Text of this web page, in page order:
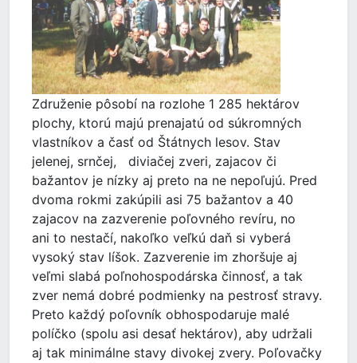
Združenie pôsobí na rozlohe 1 285 hektárov
plochy, ktorú majú prenajatú od súkromných
vlastníkov a časť od Štátnych lesov. Stav
jelenej, srnčej, diviačej zveri, zajacov či
bažantov je nízky aj preto na ne nepoľujú. Pred
dvoma rokmi zakúpili asi 75 bažantov a 40
zajacov na zazverenie poľovného revíru, no
ani to nestačí, nakoľko veľkú daň si vyberá
vysoký stav líšok. Zazverenie im zhoršuje aj
veľmi slabá poľnohospodárska činnosť, a tak
zver nemá dobré podmienky na pestrosť stravy.
Preto každý poľovník obhospodaruje malé
políčko (spolu asi desať hektárov), aby udržali
aj tak minimálne stavy divokej zvery. Poľovačky